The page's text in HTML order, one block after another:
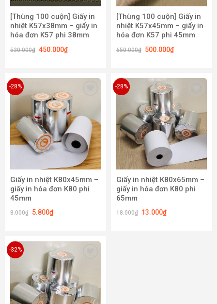
[Thùng 100 cuộn] Giấy in
nhiệt K57x38mm – giấy in
hóa đơn K57 phi 38mm
530.000₫ 450.000₫
[Thùng 100 cuộn] Giấy in
nhiệt K57x45mm – giấy in
hóa đơn K57 phi 45mm
650.000₫ 500.000₫
-28%
Giấy in nhiệt K80x45mm –
giấy in hóa đơn K80 phi
45mm
8.000₫ 5.800₫
-28%
wishlist
Giấy in nhiệt K80x65mm –
giấy in hóa đơn K80 phi
65mm
18.000₫ 13.000₫
-32%